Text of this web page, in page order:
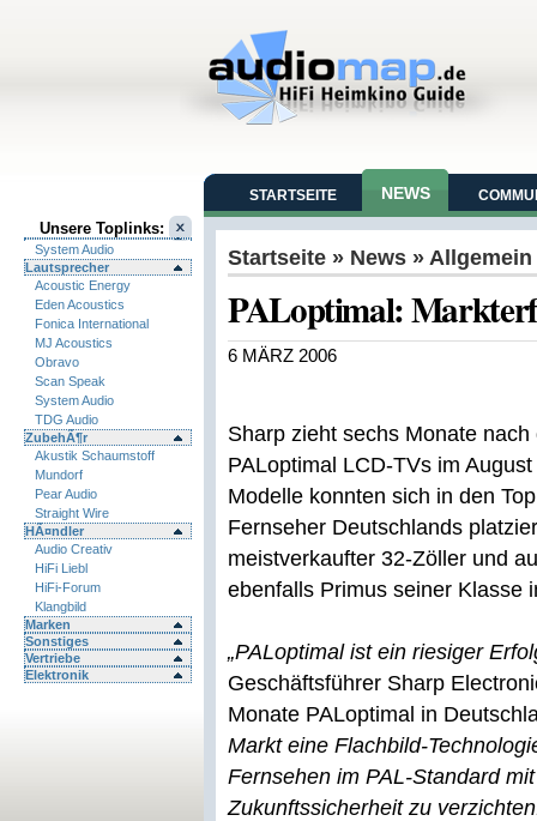
Unsere Toplinks:
System Audio
Lautsprecher
Acoustic Energy
Eden Acoustics
Fonica International
MJ Acoustics
Obravo
Scan Speak
System Audio
TDG Audio
ZubehÃ¶r
Akustik Schaumstoff
Mundorf
Pear Audio
Straight Wire
HÃ¤ndler
Audio Creativ
HiFi Liebl
HiFi-Forum
Klangbild
Marken
Sonstiges
Vertriebe
Elektronik
STARTSEITE NEWS
Startseite » News » Allgemein
PALoptimal:
6 MÄRZ 2006
Sharp zieht sechs Monate
PALoptimal LCD-TVs im
Modelle konnten sich in den
Fernseher Deutschlands
meistverkaufter 32-Zöller und
ebenfalls Primus seiner Klasse
„PALoptimal ist ein riesiger
Geschäftsführer Sharp
Monate PALoptimal in
Markt eine Flachbild-
Fernsehen im PAL-Standard
Zukunftssicherheit zu